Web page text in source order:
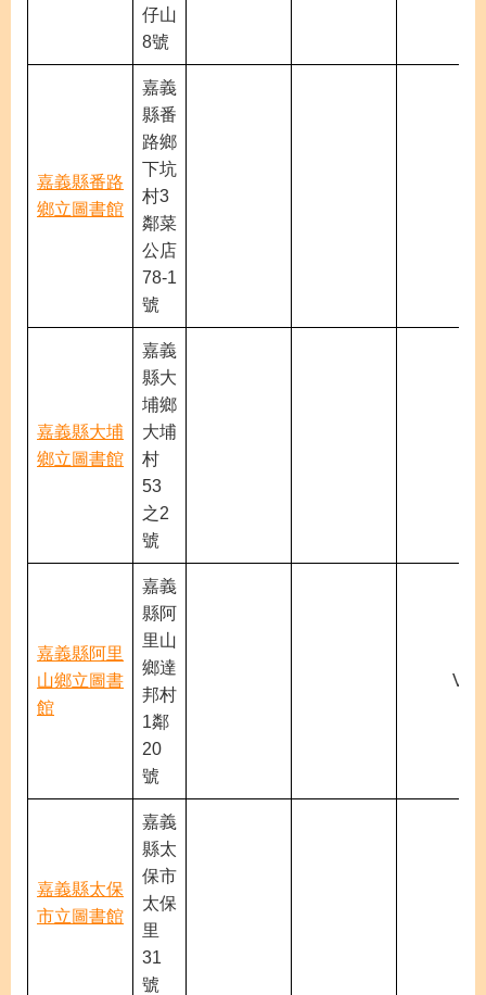
仔山
8號
嘉義縣番路
鄉立圖書館
嘉義
縣番
路鄉
下坑
村3
鄰菜
公店
78-1
號
嘉義縣大埔
鄉立圖書館
嘉義
縣大
埔鄉
大埔
村
53
之2
號
嘉義縣阿里
山鄉立圖書
館
嘉義
縣阿
里山
鄉達
邦村
1鄰
20
號
V
嘉義縣太保
市立圖書館
嘉義
縣太
保市
太保
里
31
號